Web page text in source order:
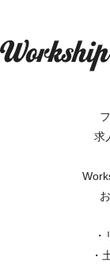
求
・